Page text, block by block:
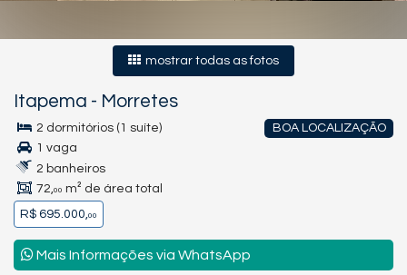
mostrar todas as fotos
Itapema - Morretes
BOA LOCALIZAÇÃO
2 dormitórios (1 suíte)
1 vaga
2 banheiros
72,00 m² de área total
R$ 695.000,00
Mais Informações via WhatsApp